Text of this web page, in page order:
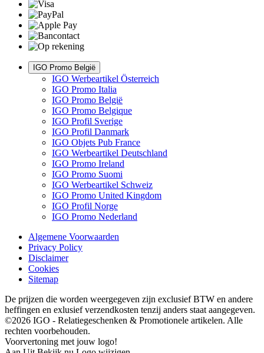
IGO Promo België
IGO Werbeartikel Österreich
IGO Promo Italia
IGO Promo België
IGO Promo Belgique
IGO Profil Sverige
IGO Profil Danmark
IGO Objets Pub France
IGO Werbeartikel Deutschland
IGO Promo Ireland
IGO Promo Suomi
IGO Werbeartikel Schweiz
IGO Promo United Kingdom
IGO Profil Norge
IGO Promo Nederland
Algemene Voorwaarden
Privacy Policy
Disclaimer
Cookies
Sitemap
De prijzen die worden weergegeven zijn exclusief BTW en andere
heffingen en exlusief verzendkosten tenzij anders staat aangegeven.
©2026 IGO - Relatiegeschenken & Promotionele artikelen. Alle
rechten voorbehouden.
Voorvertoning met jouw logo!